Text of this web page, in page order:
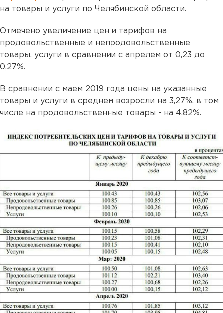
на товары и услуги по Челябинской области.
Отмечено увеличение цен и тарифов на
продовольственные и непродовольственные
товары, услуги в сравнении с апрелем от 0,23 до
0,27%.
В сравнении с маем 2019 года цены на указанные
товары и услуги в среднем возросли на 3,27%, в том
числе на продовольственные товары - на 4,82%.